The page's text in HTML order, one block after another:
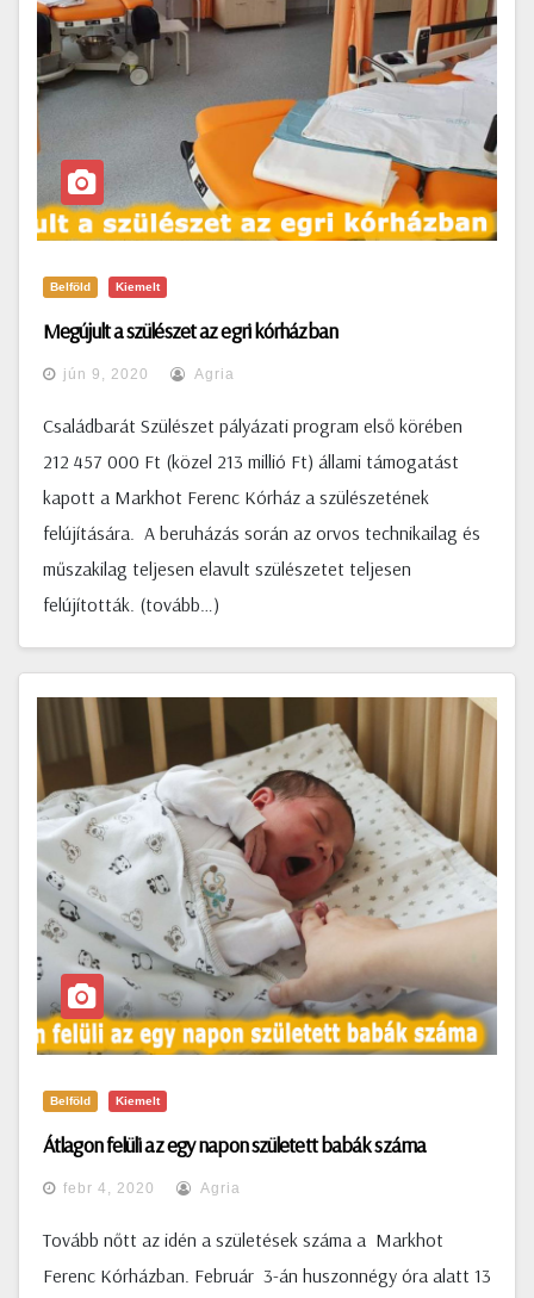
Belföld Kiemelt
Megújult a szülészet az egri kórházban
jún 9, 2020 Agria
Családbarát Szülészet pályázati program első körében
212 457 000 Ft (közel 213 millió Ft) állami támogatást
kapott a Markhot Ferenc Kórház a szülészetének
felújítására. A beruházás során az orvos technikailag és
műszakilag teljesen elavult szülészetet teljesen
felújították. (tovább…)
Belföld Kiemelt
Átlagon felüli az egy napon született babák száma
febr 4, 2020 Agria
Tovább nőtt az idén a születések száma a Markhot
Ferenc Kórházban. Február 3-án huszonnégy óra alatt 13